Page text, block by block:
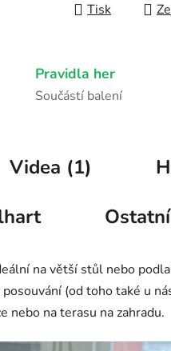
Tisk
Pravidla her
Součástí balení
Videa (1)
na větší stůl nebo
(od toho také u
nebo na terasu na zahradu.